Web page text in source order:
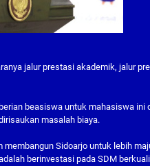
jalur prestasi akademik, jalur
beasiswa untuk mahasiswa
masalah biaya.
Sidoarjo untuk lebih
berinvestasi pada SDM